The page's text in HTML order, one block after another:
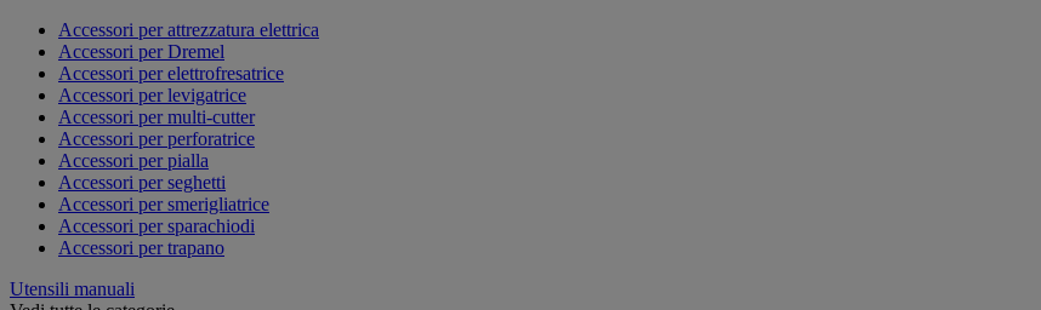
Accessori per attrezzatura elettrica
Accessori per Dremel
Accessori per elettrofresatrice
Accessori per levigatrice
Accessori per multi-cutter
Accessori per perforatrice
Accessori per pialla
Accessori per seghetti
Accessori per smerigliatrice
Accessori per sparachiodi
Accessori per trapano
Utensili manuali